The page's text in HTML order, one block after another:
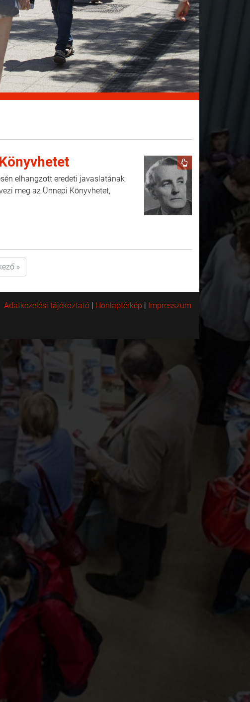
elhangzott eredeti javaslatának
meg az Ünnepi Könyvhetet,
»
Adatkezelési tájékoztató | Honlaptérkép | Impresszum